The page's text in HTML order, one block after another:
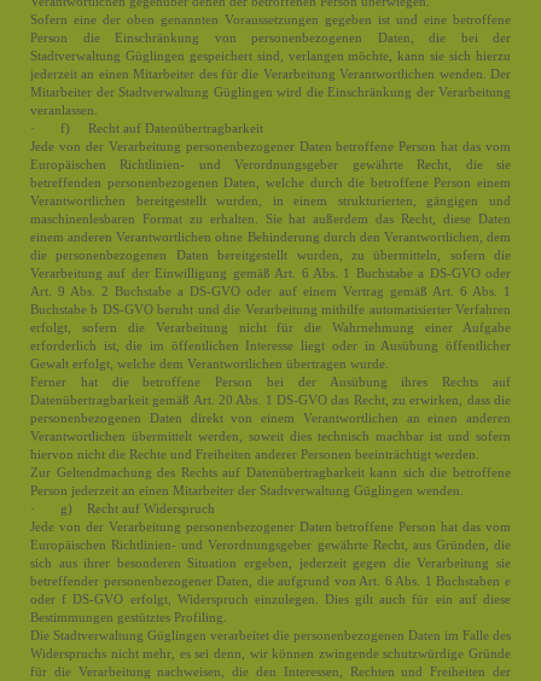
Sofern eine der oben genannten Voraussetzungen gegeben ist und eine betroffene
Person die Einschränkung von personenbezogenen Daten, die bei der
Stadtverwaltung Güglingen gespeichert sind, verlangen möchte, kann sie sich hierzu
jederzeit an einen Mitarbeiter des für die Verarbeitung Verantwortlichen wenden. Der
Mitarbeiter der Stadtverwaltung Güglingen wird die Einschränkung der Verarbeitung
veranlassen.
· f) Recht auf Datenübertragbarkeit
Jede von der Verarbeitung personenbezogener Daten betroffene Person hat das vom
Europäischen Richtlinien- und Verordnungsgeber gewährte Recht, die sie
betreffenden personenbezogenen Daten, welche durch die betroffene Person einem
Verantwortlichen bereitgestellt wurden, in einem strukturierten, gängigen und
maschinenlesbaren Format zu erhalten. Sie hat außerdem das Recht, diese Daten
einem anderen Verantwortlichen ohne Behinderung durch den Verantwortlichen, dem
die personenbezogenen Daten bereitgestellt wurden, zu übermitteln, sofern die
Verarbeitung auf der Einwilligung gemäß Art. 6 Abs. 1 Buchstabe a DS-GVO oder
Art. 9 Abs. 2 Buchstabe a DS-GVO oder auf einem Vertrag gemäß Art. 6 Abs. 1
Buchstabe b DS-GVO beruht und die Verarbeitung mithilfe automatisierter Verfahren
erfolgt, sofern die Verarbeitung nicht für die Wahrnehmung einer Aufgabe
erforderlich ist, die im öffentlichen Interesse liegt oder in Ausübung öffentlicher
Gewalt erfolgt, welche dem Verantwortlichen übertragen wurde.
Ferner hat die betroffene Person bei der Ausübung ihres Rechts auf
Datenübertragbarkeit gemäß Art. 20 Abs. 1 DS-GVO das Recht, zu erwirken, dass die
personenbezogenen Daten direkt von einem Verantwortlichen an einen anderen
Verantwortlichen übermittelt werden, soweit dies technisch machbar ist und sofern
hiervon nicht die Rechte und Freiheiten anderer Personen beeinträchtigt werden.
Zur Geltendmachung des Rechts auf Datenübertragbarkeit kann sich die betroffene
Person jederzeit an einen Mitarbeiter der Stadtverwaltung Güglingen wenden.
· g) Recht auf Widerspruch
Jede von der Verarbeitung personenbezogener Daten betroffene Person hat das vom
Europäischen Richtlinien- und Verordnungsgeber gewährte Recht, aus Gründen, die
sich aus ihrer besonderen Situation ergeben, jederzeit gegen die Verarbeitung sie
betreffender personenbezogener Daten, die aufgrund von Art. 6 Abs. 1 Buchstaben e
oder f DS-GVO erfolgt, Widerspruch einzulegen. Dies gilt auch für ein auf diese
Bestimmungen gestütztes Profiling.
Die Stadtverwaltung Güglingen verarbeitet die personenbezogenen Daten im Falle des
Widerspruchs nicht mehr, es sei denn, wir können zwingende schutzwürdige Gründe
für die Verarbeitung nachweisen, die den Interessen, Rechten und Freiheiten der